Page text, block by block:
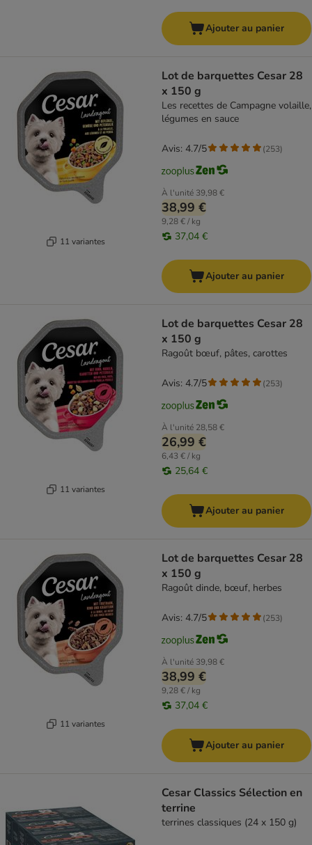
Ajouter au panier
11 variantes
Lot de barquettes Cesar 28
x 150 g
Les recettes de Campagne volaille,
légumes en sauce
À l'unité 39,98 €
38,99 €
9,28 € / kg
37,04 €
Avis: 4.7/5 (253)
Ajouter au panier
11 variantes
Lot de barquettes Cesar 28
x 150 g
Ragoût bœuf, pâtes, carottes
À l'unité 28,58 €
26,99 €
6,43 € / kg
25,64 €
Avis: 4.7/5 (253)
Ajouter au panier
11 variantes
Lot de barquettes Cesar 28
x 150 g
Ragoût dinde, bœuf, herbes
À l'unité 39,98 €
38,99 €
9,28 € / kg
37,04 €
Avis: 4.7/5 (253)
Ajouter au panier
Cesar Classics Sélection en
terrine
terrines classiques (24 x 150 g)